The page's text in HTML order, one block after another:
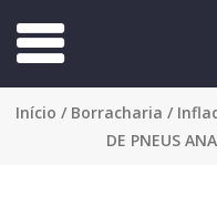
Início / Borracharia /
DE PNEUS